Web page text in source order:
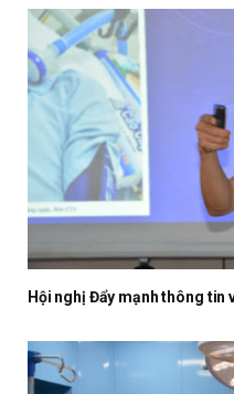
Hội nghị Đẩy mạnh thông tin